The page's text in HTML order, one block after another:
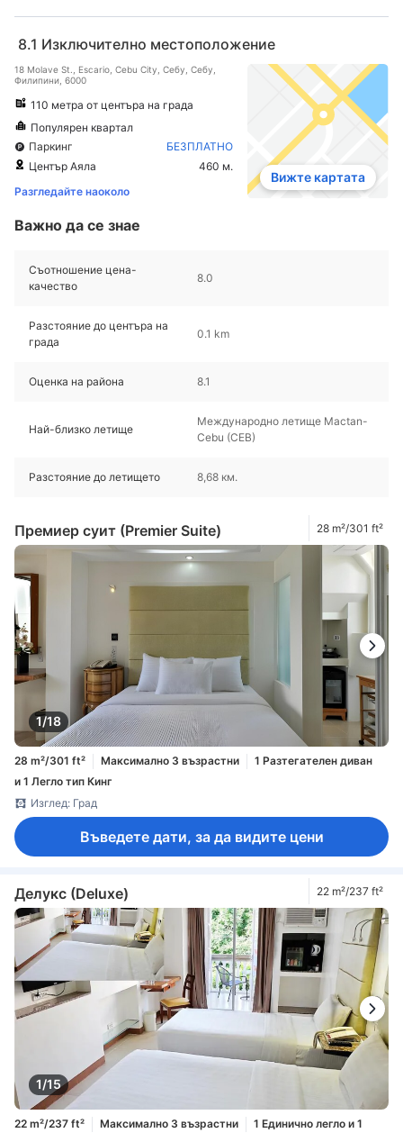
8.1 Изключително местоположение
18 Molave St., Escario, Cebu City, Себу, Себу,
Филипини, 6000
110 метра от центъра на града
Популярен квартал
Паркинг
БЕЗПЛАТНО
Център Аяла
460 м.
Разгледайте наоколо
Вижте картата
Важно да се знае
Съотношение цена-
качество
8.0
Разстояние до центъра на
града
0.1 km
Оценка на района 8.1
Най-близко летище
Международно летище Mactan-
Cebu (CEB)
Разстояние до летището 8,68 км.
Премиер суит (Premier Suite) 28 m²/301 ft²
1/18
28 m²/301 ft² Максимално 3 възрастни
1 Разтегателен диван
и 1 Легло тип Кинг
Изглед: Град
Въведете дати, за да видите цени
Делукс (Deluxe) 22 m²/237 ft²
1/15
22 m²/237 ft² Максимално 3 възрастни
1 Единично легло и 1